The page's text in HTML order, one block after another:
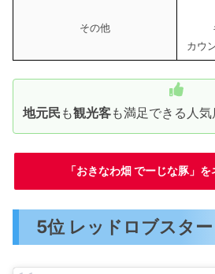
その他
カウ
地元民も観光客も満足できる人気
「おきなわ畑 でーじな豚」
5位 レッドロブスタ